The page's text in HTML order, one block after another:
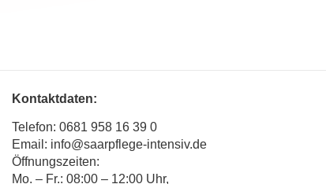
Kontaktdaten:
Telefon: 0681 958 16 39 0
Email: info@saarpflege-intensiv.de
Öffnungszeiten:
Mo. – Fr.: 08:00 – 12:00 Uhr,